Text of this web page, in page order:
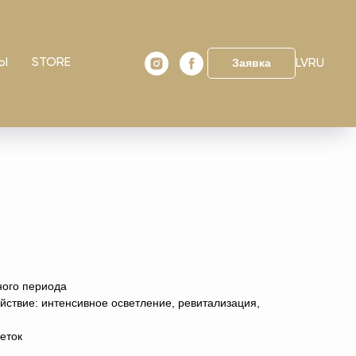
STORE Заявка LVRU
периода
интенсивное осветление, ревитализация,